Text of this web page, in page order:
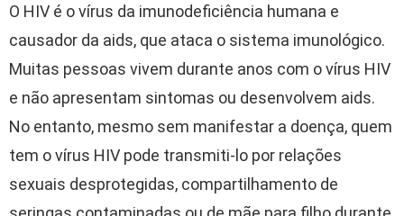
O HIV é o vírus da imunodeficiência humana e
causador da aids, que ataca o sistema imunológico.
Muitas pessoas vivem durante anos com o vírus HIV
e não apresentam sintomas ou desenvolvem aids.
No entanto, mesmo sem manifestar a doença, quem
tem o vírus HIV pode transmiti-lo por relações
sexuais desprotegidas, compartilhamento de